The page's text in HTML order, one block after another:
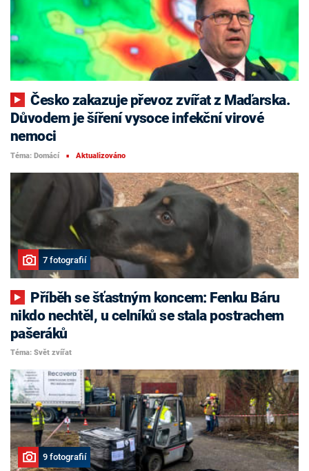
Česko zakazuje převoz zvířat z Maďarska.
Důvodem je šíření vysoce infekční virové
nemoci
Téma: Domácí ■ Aktualizováno
7 fotografií
nikdo nechtěl, u celníků se stala postrachem
pašeráků
Téma: Svět zvířat
9 fotografií